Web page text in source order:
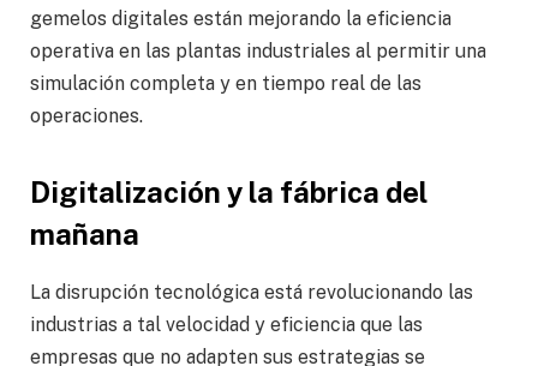
gemelos digitales están mejorando la eficiencia
operativa en las plantas industriales al permitir una
simulación completa y en tiempo real de las
operaciones.
Digitalización y la fábrica del
mañana
La disrupción tecnológica está revolucionando las
industrias a tal velocidad y eficiencia que las
empresas que no adapten sus estrategias se